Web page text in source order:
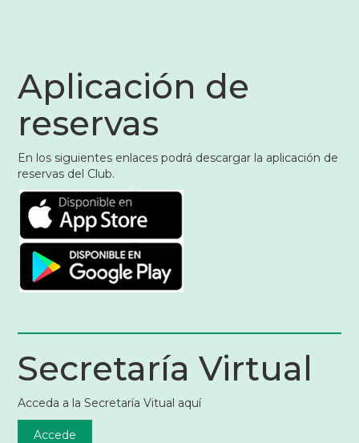
Aplicación de
reservas
En los siguientes enlaces podrá descargar la aplicación de
reservas del Club.
Secretaría Virtual
Acceda a la Secretaría Vitual aquí
Accede